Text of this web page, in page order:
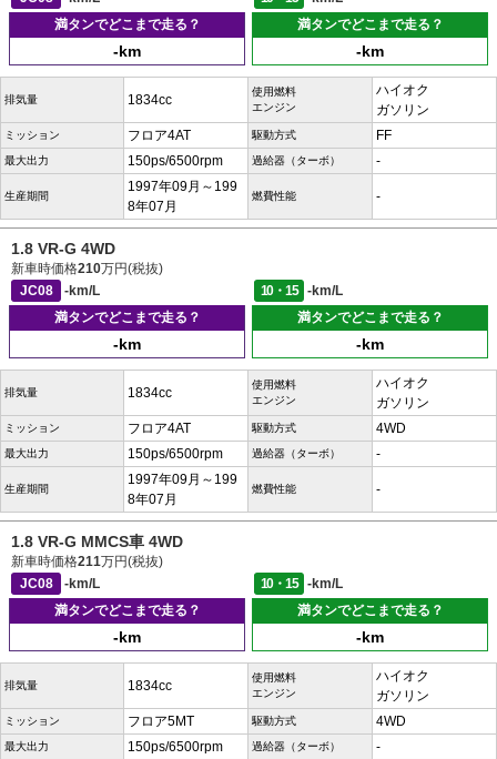
満タンでどこまで走る？
-km
満タンでどこまで走る？
-km
排気量 1834cc
使用燃料
エンジン
ハイオク
ガソリン
ミッション フロア4AT 駆動方式 FF
最大出力 150ps/6500rpm 過給器（ターボ） -
生産期間
1997年09月～199
8年07月
燃費性能 -
1.8 VR-G 4WD
新車時価格210万円(税抜)
JC08
-km/L 10・15
-km/L
満タンでどこまで走る？
-km
満タンでどこまで走る？
-km
排気量 1834cc
使用燃料
エンジン
ハイオク
ガソリン
ミッション フロア4AT 駆動方式 4WD
最大出力 150ps/6500rpm 過給器（ターボ） -
生産期間
1997年09月～199
8年07月
燃費性能 -
1.8 VR-G MMCS車 4WD
新車時価格211万円(税抜)
JC08
-km/L 10・15
-km/L
満タンでどこまで走る？
-km
満タンでどこまで走る？
-km
排気量 1834cc
使用燃料
エンジン
ハイオク
ガソリン
ミッション フロア5MT 駆動方式 4WD
最大出力 150ps/6500rpm 過給器（ターボ） -